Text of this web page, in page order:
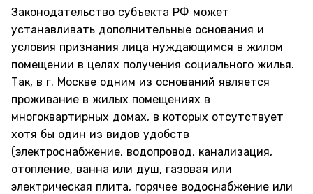
Законодательство субъекта РФ может
устанавливать дополнительные основания и
условия признания лица нуждающимся в жилом
помещении в целях получения социального жилья.
Так, в г. Москве одним из оснований является
проживание в жилых помещениях в
многоквартирных домах, в которых отсутствует
хотя бы один из видов удобств
(электроснабжение, водопровод, канализация,
отопление, ванна или душ, газовая или
электрическая плита, горячее водоснабжение или